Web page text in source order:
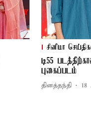
சினிமா
டி55
புகைப்படம்
தினத்தந்தி 18